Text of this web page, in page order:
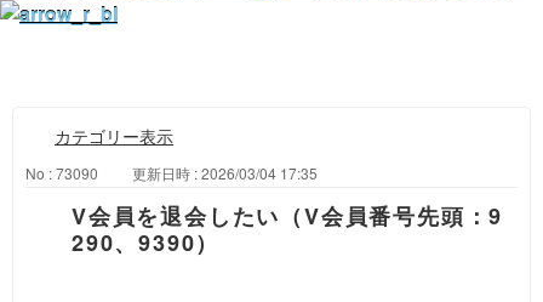
カテゴリー表示
No : 73090 更新日時 : 2026/03/04 17:35
V会員を退会したい（V会員番号先頭：9
290、9390）